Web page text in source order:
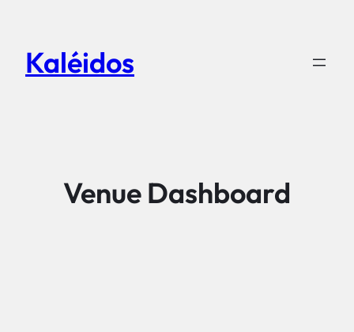
contenu
Kaléidos
Venue Dashboard